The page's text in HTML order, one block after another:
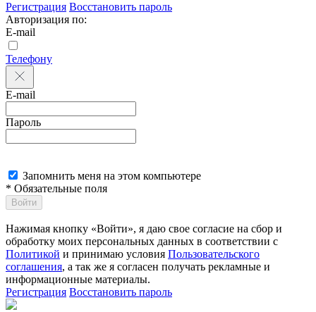
Регистрация Восстановить пароль
Авторизация по:
E-mail
Телефону
E-mail
Пароль
Запомнить меня на этом компьютере
* Обязательные поля
Войти
Нажимая кнопку «Войти», я даю свое согласие на сбор и
обработку моих персональных данных в соответствии с
Политикой и принимаю условия Пользовательского
соглашения, а так же я согласен получать рекламные и
информационные материалы.
Регистрация Восстановить пароль